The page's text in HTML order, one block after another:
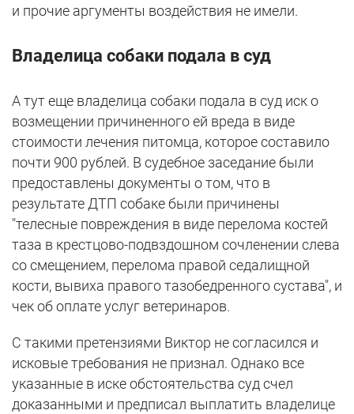
и прочие аргументы воздействия не имели.
Владелица собаки подала в суд
А тут еще владелица собаки подала в суд иск о
возмещении причиненного ей вреда в виде
стоимости лечения питомца, которое составило
почти 900 рублей. В судебное заседание были
предоставлены документы о том, что в
результате ДТП собаке были причинены
"телесные повреждения в виде перелома костей
таза в крестцово-подвздошном сочленении слева
со смещением, перелома правой седалищной
кости, вывиха правого тазобедренного сустава", и
чек об оплате услуг ветеринаров.
С такими претензиями Виктор не согласился и
исковые требования не признал. Однако все
указанные в иске обстоятельства суд счел
доказанными и предписал выплатить владелице